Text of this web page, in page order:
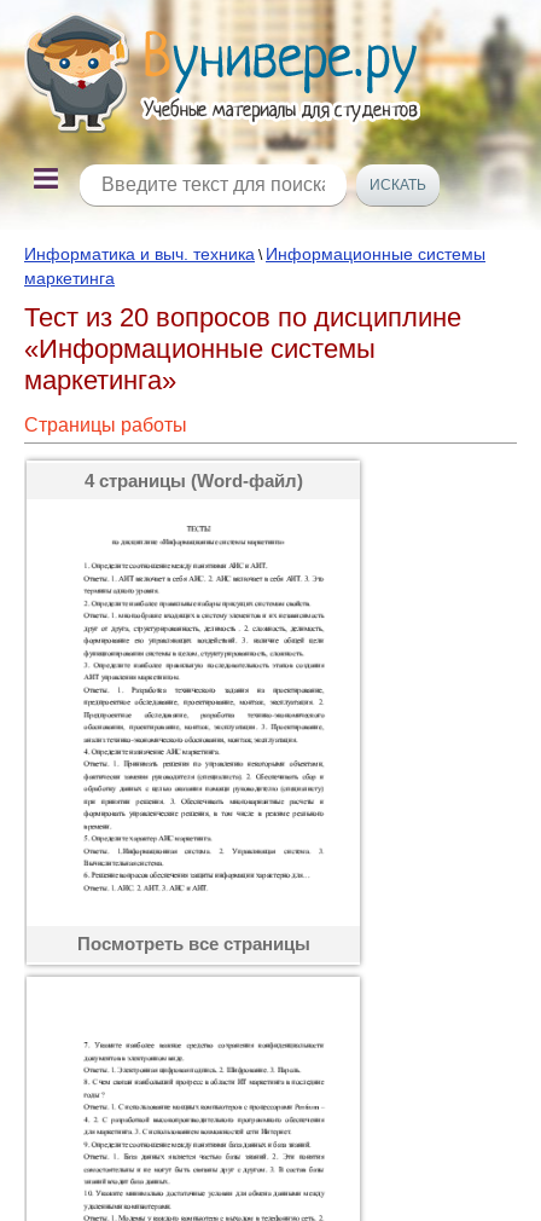
Информатика и выч. техника \ Информационные системы
маркетинга
Тест из 20 вопросов по дисциплине
«Информационные системы
маркетинга»
Страницы работы
4 страницы (Word-файл)
Посмотреть все страницы